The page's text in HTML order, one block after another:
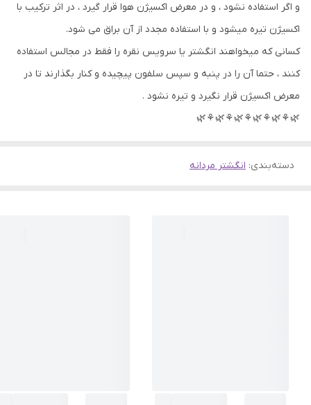
و اگر استفاده نشود ، و در معرض اکسیژن هوا قرار گیرد ، در اثر ترکیب با
اکسیژن تیره میشود و با استفاده مجدد از آن براق می شود.
کسانی که میخواهند انگشتر یا سرویس نقره را فقط در مجالس استفاده
کنند ، حتما آن را در پنبه و سپس سلفون پیچیده و کنار بگذارند تا در
معرض اکسیژن قرار نگیرد و تیره نشود .
🌿⚘🌿⚘🌿⚘🌿⚘🌿⚘🌿
دسته‌بندی: انگشتر مردانه